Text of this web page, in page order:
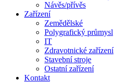
Návěs/přívěs
Zařízení
Zemědělské
Polygrafický průmysl
IT
Zdravotnické zařízení
Stavební stroje
Ostatní zařízení
Kontakt